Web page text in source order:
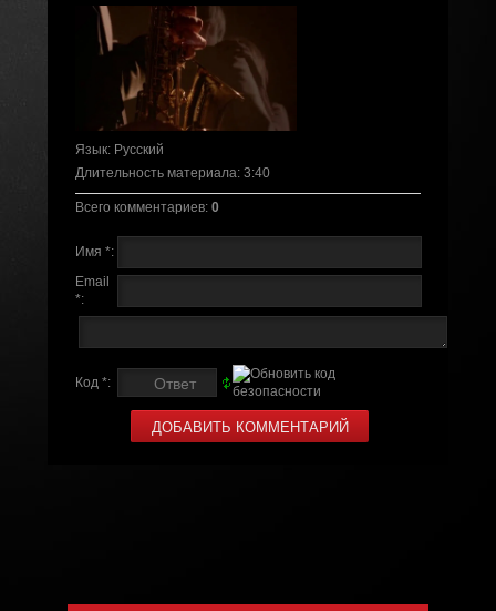
Язык: Русский
Длительность материала: 3:40
Всего комментариев: 0
Имя *:
Email
*:
Код *: